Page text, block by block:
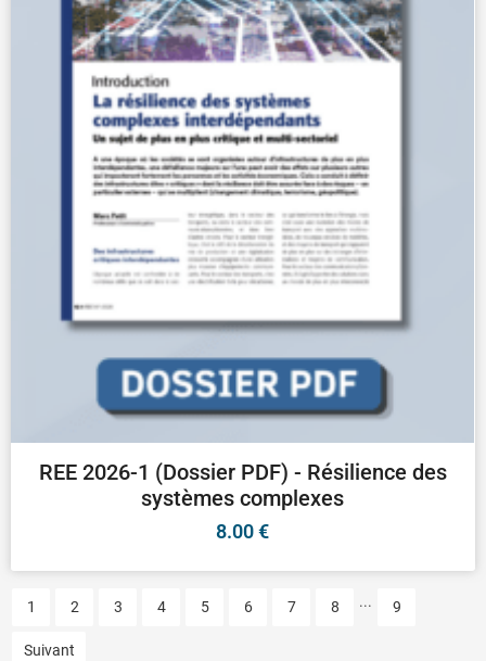
REE 2026-1 (Dossier PDF) - Résilience des
systèmes complexes
8.00€
1 2 3 4 5 6 7 8 ... 9
Suivant